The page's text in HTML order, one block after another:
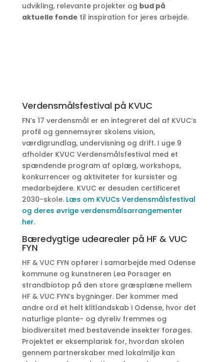
udvikling, relevante projekter og bud på
aktuelle fonde til inspiration for jeres arbejde.
Verdensmålsfestival på KVUC
FN’s 17 verdensmål er en integreret del af KVUC’s
profil og gennemsyrer skolens vision,
værdigrundlag, undervisning og drift. I uge 9
afholder KVUC Verdensmålsfestival med et
spændende program af oplæg, workshops,
konkurrencer og aktiviteter for kursister og
medarbejdere. KVUC er desuden certificeret
2030-skole. Læs om KVUCs Verdensmålsfestival
og deres øvrige verdensmålsarrangementer
her.
Bæredygtige udearealer på HF & VUC
FYN
HF & VUC FYN opfører i samarbejde med Odense
kommune og kunstneren Lea Porsager en
strandbiotop på den store græsplæne mellem
HF & VUC FYN’s bygninger. Der kommer med
andre ord et helt klitlandskab i Odense, hvor det
naturlige plante- og dyreliv fremmes og
biodiversitet med bestøvende insekter forøges.
Projektet er eksemplarisk for, hvordan skolen
gennem partnerskaber med lokalmiljø kan